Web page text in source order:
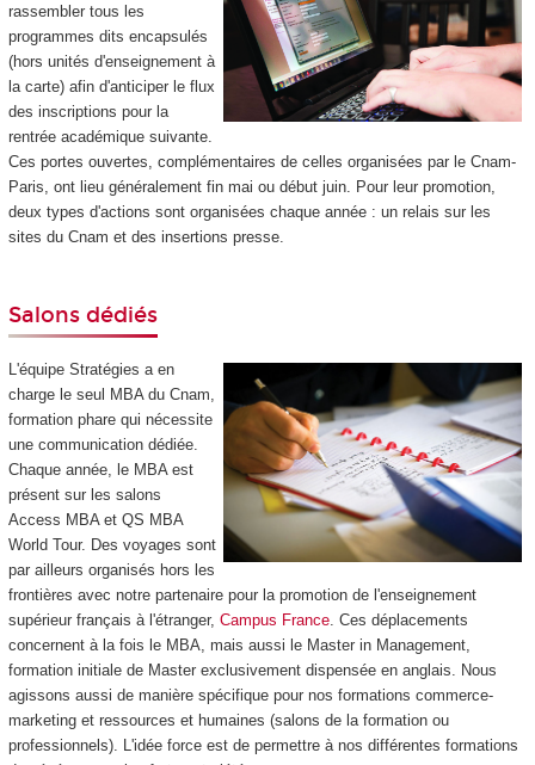
rassembler tous les
programmes dits encapsulés
(hors unités d'enseignementà
la carte) afin d'anticiper le flux
des inscriptions pour la
rentrée académique suivante.
Ces portes ouvertes, complémentaires de celles organisées par le Cnam-
Paris, ont lieu généralement fin mai ou début juin. Pour leur promotion,
deux types d'actions sont organisées chaque année : un relais sur les
sites du Cnam et des insertions presse.
Salons dédiés
L'équipe Stratégies a en
charge le seul MBA du Cnam,
formation phare qui nécessite
une communication dédiée.
Chaque année, le MBA est
présent sur les salons
Access MBA et QS MBA
World Tour. Des voyages sont
par ailleurs organisés hors les
frontières avec notre partenaire pour la promotion de l'enseignement
supérieur français à l'étranger, Campus France. Ces déplacements
concernent à la fois le MBA, mais aussi le Master in Management,
formation initiale de Master exclusivement dispensée en anglais. Nous
agissons aussi de manière spécifique pour nos formations commerce-
marketing et ressources et humaines (salons de la formation ou
professionnels). L'idée force est de permettre à nos différentes formations